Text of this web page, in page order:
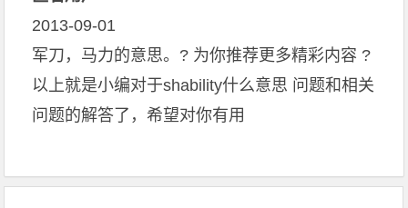
2013-09-01
军刀，马力的意思。? 为你推荐更多精彩内容 ?
以上就是小编对于shability什么意思 问题和相关
问题的解答了，希望对你有用